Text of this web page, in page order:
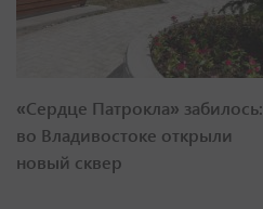
«Сердце Патрокла» забилось:
во Владивостоке открыли
новый сквер